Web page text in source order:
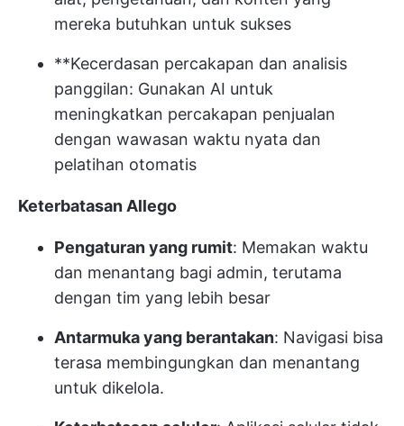
mereka butuhkan untuk sukses
**Kecerdasan percakapan dan analisis
panggilan: Gunakan AI untuk
meningkatkan percakapan penjualan
dengan wawasan waktu nyata dan
pelatihan otomatis
Keterbatasan Allego
Pengaturan yang rumit: Memakan waktu
dan menantang bagi admin, terutama
dengan tim yang lebih besar
Antarmuka yang berantakan: Navigasi bisa
terasa membingungkan dan menantang
untuk dikelola.